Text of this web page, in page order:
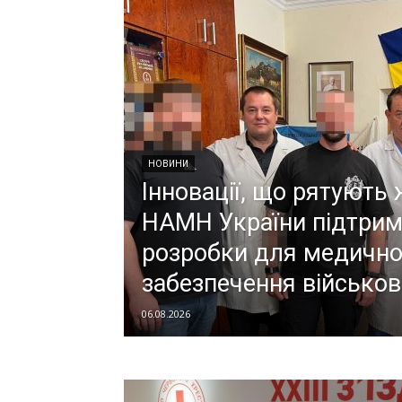
НОВИНИ
Інновації, що рятують
НАМН України
розробки для
забезпечення
06.08.2026